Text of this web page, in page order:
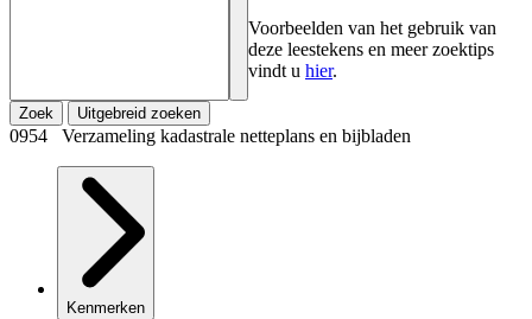
Voorbeelden van het gebruik van
deze leestekens en meer zoektips
vindt u hier.
Zoek Uitgebreid zoeken
0954 Verzameling kadastrale netteplans en bijbladen
Kenmerken